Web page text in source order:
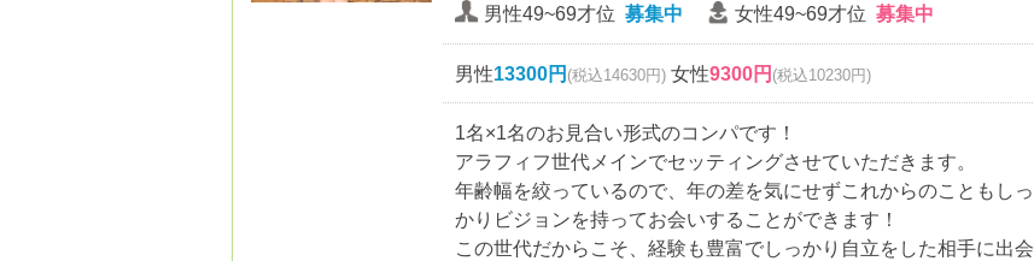
男性49~69才位 募集中 女性49~69才位 募集中
男性13300円 (税込14630円) 女性9300円 (税込10230円)
1名×1名のお見合い形式のコンパです！
アラフィフ世代メインでセッティングさせていただきます。
年齢幅を絞っているので、年の差を気にせずこれからのこともしっ
かりビジョンを持ってお会いすることができます！
この世代だからこそ、経験も豊富でしっかり自立をした相手に出会